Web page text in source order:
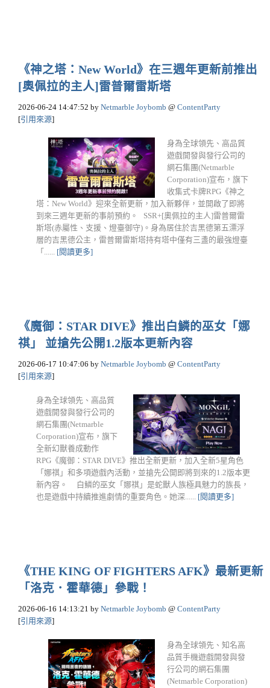
《神之塔：New World》在三週年更新前推出
[奧佩拉的主人]雷普爾雷斯塔
2026-06-24 14:47:52 by Netmarble Joybomb @ ContentParty
[引用來源]
身為全球領先、高品質
遊戲開發與發行公司的
網石集團(Netmarble
Corporation)宣布，旗下
收集式卡牌RPG《神之
塔：New World》迎來全新更新，加入新夥伴，並開啟了即將
到來三週年更新的事前預約。 SSR+[奧佩拉的主人]雷普爾雷
斯塔(赤屬性、支援、燈臺御守)。身為居住於吉黑德第五漂浮
層的吉黑德公主，雷普爾雷斯塔持有塔中僅有三盞的最強燈臺
「...... [閱讀更多]
《魔御：STAR DIVE》推出白鱗的巫女「娜
祺」 並搶先公開1.2版本更新內容
2026-06-17 10:47:06 by Netmarble Joybomb @ ContentParty
[引用來源]
身為全球領先、高品質
遊戲開發與發行公司的
網石集團(Netmarble
Corporation)宣布，旗下
全新幻獸養成動作
RPG《魔御：STAR DIVE》推出全新更新，加入全新5星角色
「娜祺」和多項遊戲內活動，並搶先公開即將到來的1.2版本更
新內容。 白鱗的巫女「娜祺」是蛇獸人族極具魅力的族長，
也是遊戲中持續推進劇情的重要角色。她深...... [閱讀更多]
《THE KING OF FIGHTERS AFK》最新更新
「洛克．霍華德」參戰！
2026-06-16 14:13:21 by Netmarble Joybomb @ ContentParty
[引用來源]
身為全球領先、知名高
品質手機遊戲開發與發
行公司的網石集團
(Netmarble Corporation)